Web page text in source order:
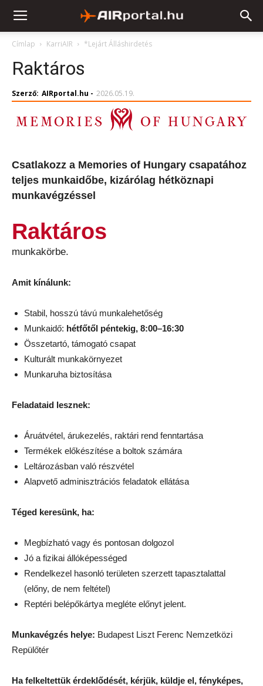
Címlap KarriAIR *Lejárt Álláshirdetés
Raktáros
Szerző: AIRportal.hu - 2026.05.19.
Csatlakozz a Memories of Hungary csapatához
teljes munkaidőbe, kizárólag hétköznapi
munkavégzéssel
Raktáros
munkakörbe.
Amit kínálunk:
Stabil, hosszú távú munkalehetőség
Munkaidő: hétfőtől péntekig, 8:00–16:30
Összetartó, támogató csapat
Kulturált munkakörnyezet
Munkaruha biztosítása
Feladataid lesznek:
Áruátvétel, árukezelés, raktári rend fenntartása
Termékek előkészítése a boltok számára
Leltározásban való részvétel
Alapvető adminisztrációs feladatok ellátása
Téged keresünk, ha:
Megbízható vagy és pontosan dolgozol
Jó a fizikai állóképességed
Rendelkezel hasonló területen szerzett tapasztalattal
(előny, de nem feltétel)
Reptéri belépőkártya megléte előnyt jelent.
Munkavégzés helye: Budapest Liszt Ferenc Nemzetközi
Repülőtér
Ha felkeltettük érdeklődését, kérjük, küldje el, fényképes,